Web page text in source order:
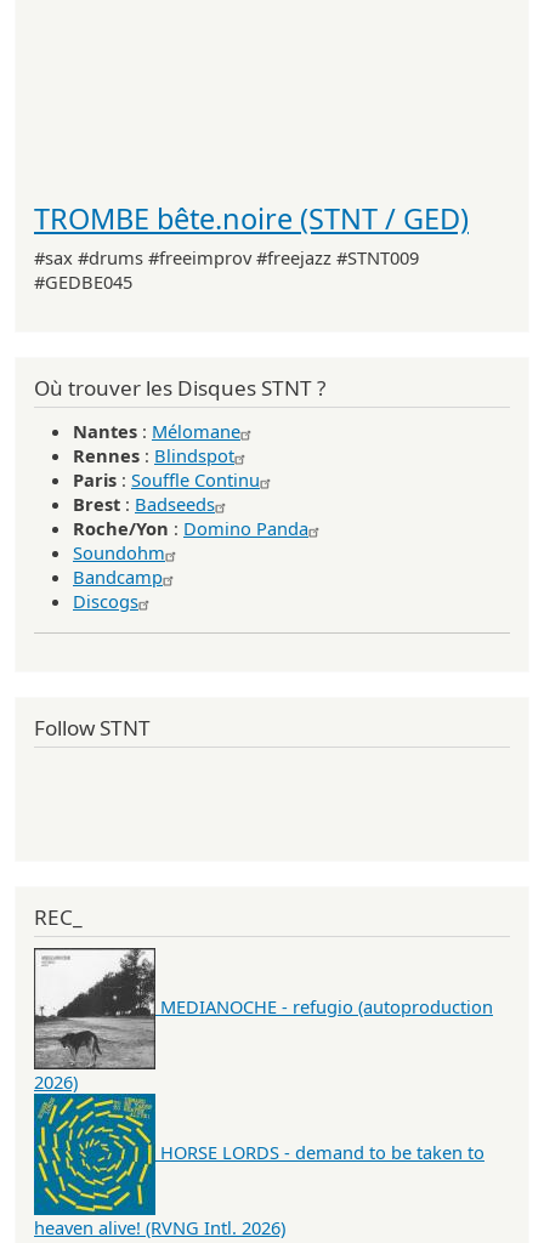
TROMBE bête.noire (STNT / GED)
#sax #drums #freeimprov #freejazz #STNT009
#GEDBE045
Où trouver les Disques STNT ?
Nantes : Mélomane
Rennes : Blindspot
Paris : Souffle Continu
Brest : Badseeds
Roche/Yon : Domino Panda
Soundohm
Bandcamp
Discogs
Follow STNT
REC_
MEDIANOCHE - refugio (autoproduction
2026)
HORSE LORDS - demand to be taken to
heaven alive! (RVNG Intl. 2026)